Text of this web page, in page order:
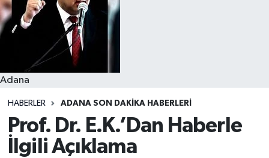
Adana
HABERLER ADANA SON DAKIKA HABERLERI
Prof. Dr. E.K.’Dan Haberle
İlgili Açıklama
Resmi İlanlar